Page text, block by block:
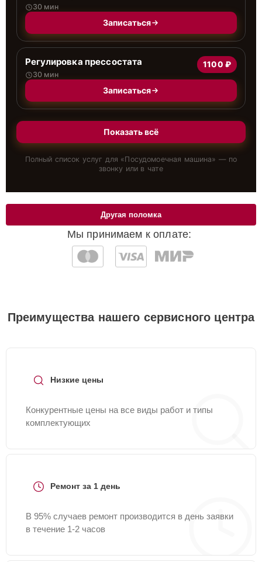
30 мин
Записаться
Регулировка прессостата
30 мин
1100 ₽
Записаться
Показать всё
Полный список услуг для «Посудомоечная машина» — по
звонку или в чате
Мы принимаем к оплате:
Другая поломка
Преимущества нашего сервисного центра
Низкие цены
Конкурентные цены на все виды работ и типы
комплектующих
Ремонт за 1 день
В 95% случаев ремонт производится в день заявки
в течение 1-2 часов